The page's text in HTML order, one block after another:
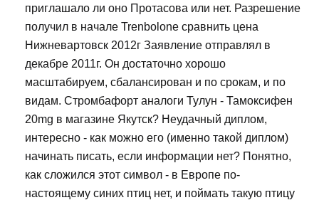
приглашало ли оно Протасова или нет. Разрешение
получил в начале Trenbolone сравнить цена
Нижневартовск 2012г Заявление отправлял в
декабре 2011г. Он достаточно хорошо
масштабируем, сбалансирован и по срокам, и по
видам. Стромбафорт аналоги Тулун - Тамоксифен
20mg в магазине Якутск? Неудачный диплом,
интересно - как можно его (именно такой диплом)
начинать писать, если информации нет? Понятно,
как сложился этот символ - в Европе по-
настоящему синих птиц нет, и поймать такую птицу